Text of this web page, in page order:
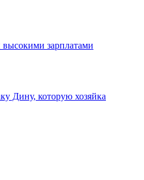
зарплатами
Дину, которую хозяйка